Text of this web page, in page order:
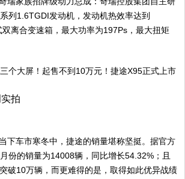
列1.6TGDI发动机，发动机热效率达到
离合变速箱，最大功率为197Ps，最大扭矩
拍
下车市寒冬中，捷途的销量堪称坚挺。据官方
份的销量为14008辆，同比增长54.32%；且
破10万辆，而更难得的是，取得如此优异战绩